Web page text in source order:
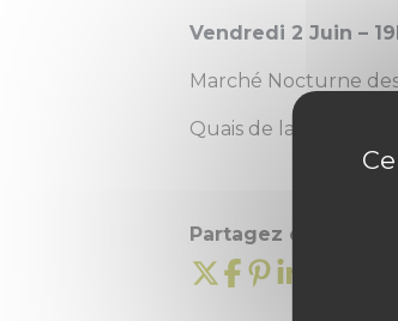
Vendredi 2 Juin –
Marché Nocturne
Quais de la Salle
Partagez cette